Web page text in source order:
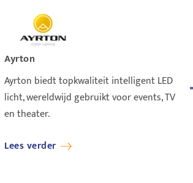
Ayrton
Ayrton biedt topkwaliteit intelligent LED
licht, wereldwijd gebruikt voor events, TV
en theater.
Lees verder